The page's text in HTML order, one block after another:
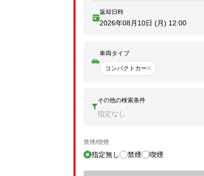
返却日時
2026年08月10日 (月) 12:00
車両タイプ
コンパクトカー
その他の検索条件
指定なし
禁煙/喫煙
指定無し 禁煙 喫煙